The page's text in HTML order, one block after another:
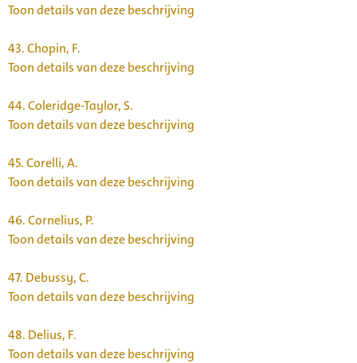
Toon details van deze beschrijving
43.Chopin, F.
Toon details van deze beschrijving
44.Coleridge-Taylor, S.
Toon details van deze beschrijving
45.Corelli, A.
Toon details van deze beschrijving
46.Cornelius, P.
Toon details van deze beschrijving
47. Debussy, C.
Toon details van deze beschrijving
48. Delius, F.
Toon details van deze beschrijving